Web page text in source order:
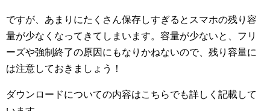
ですが、あまりにたくさん保存しすぎるとスマホの残り容
量が少なくなってきてしまいます。容量が少ないと、フリ
ーズや強制終了の原因にもなりかねないので、残り容量に
は注意しておきましょう！
ダウンロードについての内容はこちらでも詳しく記載して